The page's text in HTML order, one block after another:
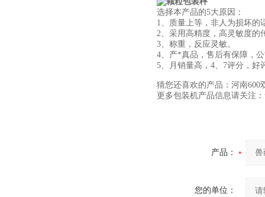
选择本产品的5大原因：
1、质量上等，非人为损坏的
2、采用高精度，高灵敏度的
3、称重，反应灵敏。
4、产*真品，售后有保障，
5、月销量高， 4、 7评分，好
猜您还喜欢的产品：河南600
更多包装机产品信息请关注
产品：
您的单位：